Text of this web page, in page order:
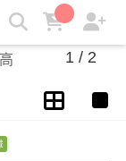
1 / 2